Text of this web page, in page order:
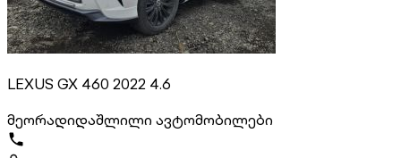
LEXUS GX 460 2022 4.6
მეორადიდაშლილი ავტომობილები